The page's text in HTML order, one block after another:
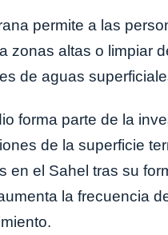
permite a las
zonas altas o limpiar
de aguas
forma parte de la
de la superficie
en el Sahel tras su
la frecuencia